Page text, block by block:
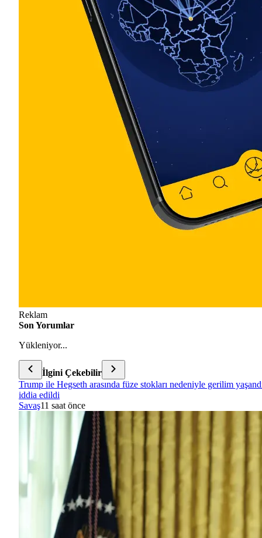
Reklam
Son Yorumlar
Yükleniyor...
İlgini Çekebilir
Trump ile Hegseth arasında füze stokları nedeniyle gerilim
iddia edildi
Savaş11 saat önce